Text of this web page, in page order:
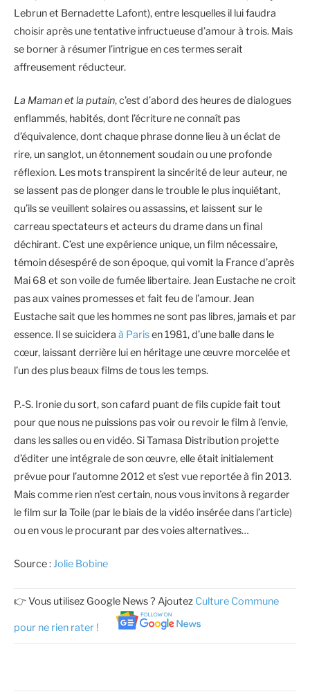
Lebrun et Bernadette Lafont), entre lesquelles il lui faudra
choisir après une tentative infructueuse d’amour à trois. Mais
se borner à résumer l’intrigue en ces termes serait
affreusement réducteur.
La Maman et la putain, c’est d’abord des heures de dialogues
enflammés, habités, dont l’écriture ne connaît pas
d’équivalence, dont chaque phrase donne lieu à un éclat de
rire, un sanglot, un étonnement soudain ou une profonde
réflexion. Les mots transpirent la sincérité de leur auteur, ne
se lassent pas de plonger dans le trouble le plus inquiétant,
qu’ils se veuillent solaires ou assassins, et laissent sur le
carreau spectateurs et acteurs du drame dans un final
déchirant. C’est une expérience unique, un film nécessaire,
témoin désespéré de son époque, qui vomit la France d’après
Mai 68 et son voile de fumée libertaire. Jean Eustache ne croit
pas aux vaines promesses et fait feu de l’amour. Jean
Eustache sait que les hommes ne sont pas libres, jamais et par
essence. Il se suicidera à Parisen 1981, d’une balle dans le
cœur, laissant derrière lui en héritage une œuvre morcelée et
l’un des plus beaux films de tous les temps.
P.-S. Ironie du sort, son cafard puant de fils cupide fait tout
pour que nous ne puissions pas voir ou revoir le film à l’envie,
dans les salles ou en vidéo. Si Tamasa Distribution projette
d’éditer une intégrale de son œuvre, elle était initialement
prévue pour l’automne 2012 et s’est vue reportée à fin 2013.
Mais comme rien n’est certain, nous vous invitons à regarder
le film sur la Toile (par le biais de la vidéo insérée dans l’article)
ou en vous le procurant par des voies alternatives…
Source :Jolie Bobine
👉 Vous utilisez Google News ? Ajoutez Culture Commune
pour ne rien rater !